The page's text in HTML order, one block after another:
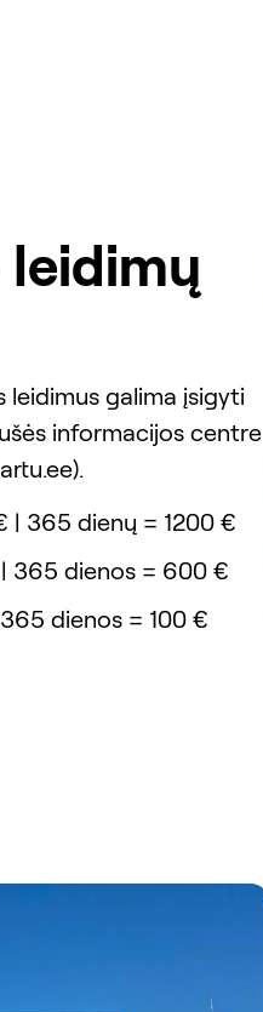
leidimų
galima įsigyti
informacijos centre
| 365 dienų = 1200 €
365 dienos = 600 €
dienos = 100 €